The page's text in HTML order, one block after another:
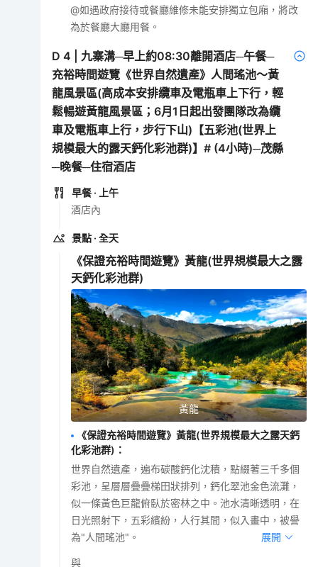
@如遇政府接待或餐廳維修未能安排獨立包廂，將改
為於餐廳大廳用餐。
D4 |九寨溝─早上約08:30離開酒店─午餐─
充裕時間遊覽《世界自然遺產》人間瑤池～黃
龍風景區(高成本安排纜車及電瓶車上下行，輕
鬆暢遊黃龍風景區；6月1日起出發團隊改為纜
車及電瓶車上行，步行下山)【五彩池(世界上
規模最大的露天鈣化彩池群)】# (4小時)─茂縣
─晚餐─住宿酒店
早餐 · 上午
酒店內
景點 · 全天
《保證充裕時間遊覽》黃龍(世界規模最大之露
天鈣化彩池群)
黃龍
《保證充裕時間遊覽》黃龍(世界規模最大之露天鈣
化彩池群) ：
世界自然遺產，遍布碳酸鈣化沈積，點綴著三千多個
彩池，呈層層疊疊梯田狀排列，鈣化翠池金色流灘，
似一條黃色巨龍俯臥於密林之中。池水清晰透明，在
日光照射下，五彩繽紛，人行其間，似入畫中，被譽
為"人間瑤池"。
展開
與